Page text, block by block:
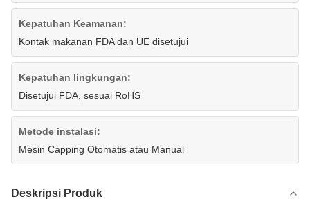
Kepatuhan Keamanan:
Kontak makanan FDA dan UE disetujui
Kepatuhan lingkungan:
Disetujui FDA, sesuai RoHS
Metode instalasi:
Mesin Capping Otomatis atau Manual
Deskripsi Produk